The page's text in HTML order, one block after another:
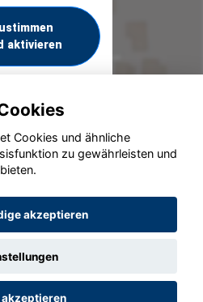
aktivieren
GmbH 2020 - 2026
Cookies und ähnliche
zu gewährleisten und
akzeptieren